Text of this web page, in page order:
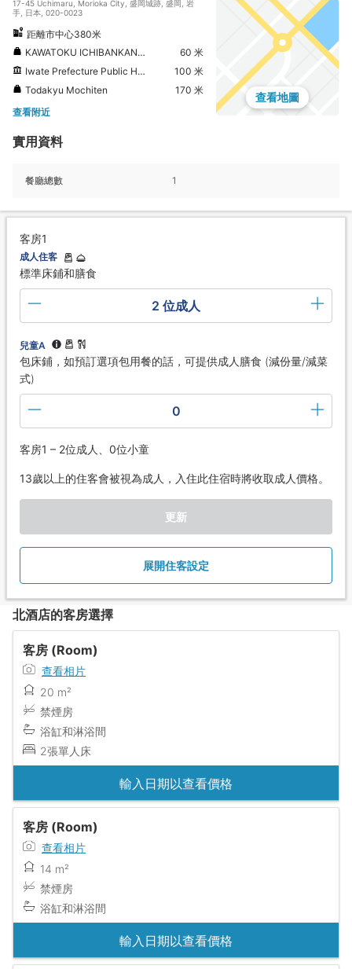
17-45 Uchimaru, Morioka City, 盛岡城跡, 盛岡, 岩
手, 日本, 020-0023
距離市中心380米
KAWATOKU ICHIBANKAN Uchimaru (Local Speciality Shop)
60 米
Iwate Prefecture Public Hall
100 米
Todakyu Mochiten
170 米
查看附近
查看地圖
實用資料
餐廳總數 1
客房1
成人住客
標準床鋪和膳食
2 位成人
兒童A
包床鋪，如預訂選項包用餐的話，可提供成人膳食 (減份量/減菜
式)
0
客房1 – 2位成人、0位小童
13歲以上的住客會被視為成人，入住此住宿時將收取成人價格。
更新
展開住客設定
北酒店的客房選擇
客房 (Room)
查看相片
20 m²
禁煙房
浴缸和淋浴間
2張單人床
輸入日期以查看價格
客房 (Room)
查看相片
14 m²
禁煙房
浴缸和淋浴間
輸入日期以查看價格